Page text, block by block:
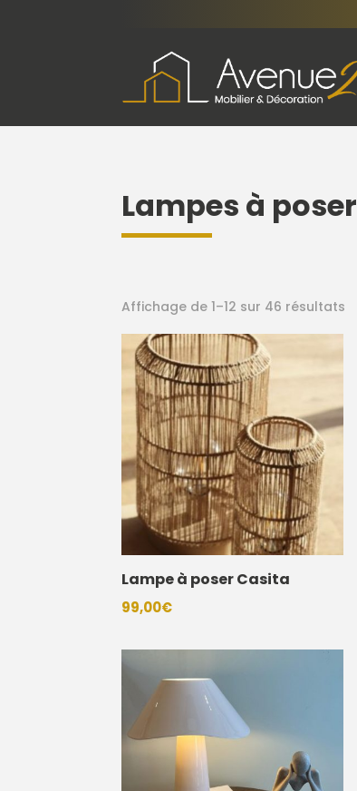
Lampes à poser
Affichage de 1–12 sur 46 résultats
Lampe à poser Casita
99,00€